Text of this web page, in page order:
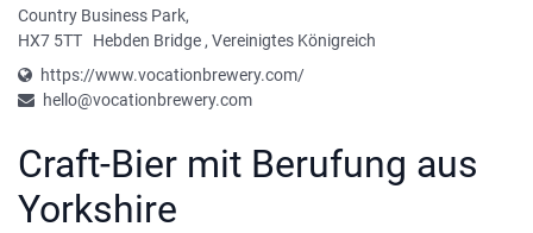
Country Business Park,
HX7 5TT
Hebden Bridge , Vereinigtes Königreich
https://www.vocationbrewery.com/
hello@vocationbrewery.com
Craft-Bier mit Berufung aus
Yorkshire